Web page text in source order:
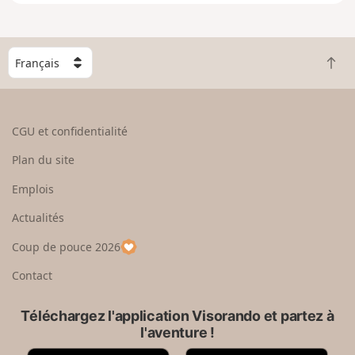
g
n
C
h
o
e
u
p
a
R
e
CGU et confidentialité
Plan du site
Emplois
Actualités
Coup de pouce 2026
Contact
Téléchargez l'application Visorando et partez à
l'aventure !